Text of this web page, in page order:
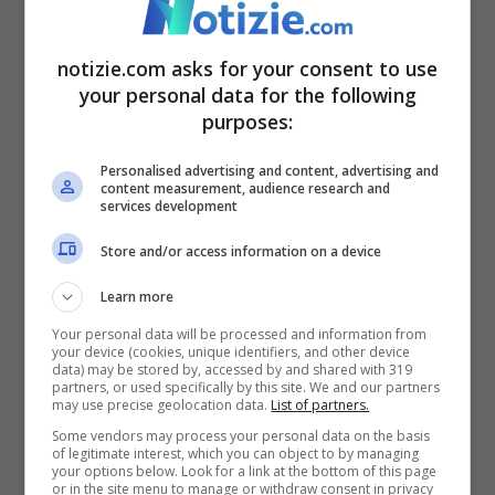
fermamente in questo progetto che
coinvolge i nostri tre governi, così come il
nostro settore privato e gli operatori di
Secondo la Campagna clima di
Greenpeace Italia, come le dichiarazioni di
Meloni sarebbe stato confermato “
vi è alcun interesse del Governo ad
accelerare la transizione energetica”. “Già
oggi le rinnovabili –
hanno spiegato
dall’organizzazione ambientalista–
notizie.com asks for your consent to use
your personal data for the following
purposes:
Personalised advertising and content, advertising and
content measurement, audience research and
services development
Store and/or access information on a device
Learn more
Your personal data will be processed and information from
your device (cookies, unique identifiers, and other device
data) may be stored by, accessed by and shared with 319
partners, or used specifically by this site. We and our partners
may use precise geolocation data. List of partners.
Some vendors may process your personal data on the basis
of legitimate interest, which you can object to by managing
your options below. Look for a link at the bottom of this page
or in the site menu to manage or withdraw consent in privacy